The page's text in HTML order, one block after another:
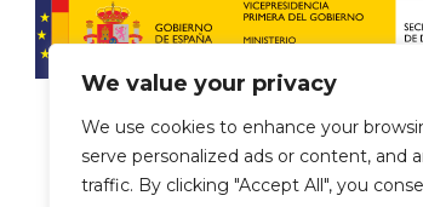
We value your privacy
We use cookies to enhance your
serve personalized ads or content, and
traffic. By clicking "Accept All", you